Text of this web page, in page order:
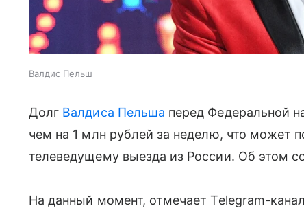
Валдис Пельш
Долг Валдиса Пельша перед Федеральной
чем на 1 млн рублей за неделю, что может
телеведущему выезда из России. Об этом
На данный момент, отмечает Telegram-